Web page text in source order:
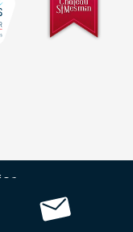
-
sur